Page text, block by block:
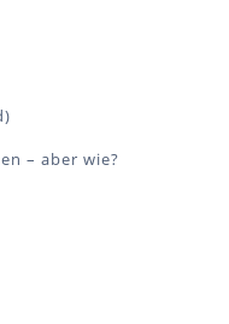
– aber wie?